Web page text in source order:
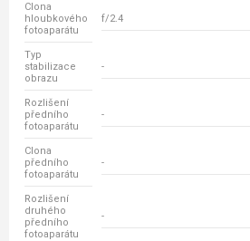
Clona
hloubkového
fotoaparátu
f/2.4
Typ
stabilizace
obrazu
-
Rozlišení
předního
fotoaparátu
-
Clona
předního
fotoaparátu
-
Rozlišení
druhého
předního
fotoaparátu
-